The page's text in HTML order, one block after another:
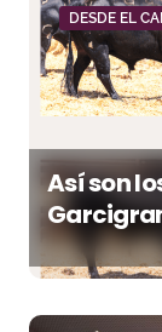
DESDE EL
Así son
(Vídeo e
campo)